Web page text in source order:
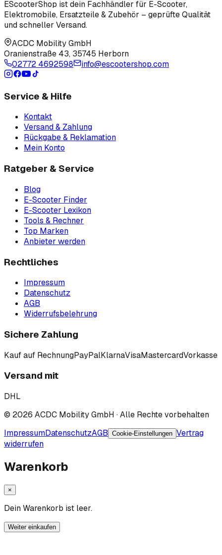
EScooterShop ist dein Fachhändler für E-Scooter,
Elektromobile, Ersatzteile & Zubehör – geprüfte Qualität
und schneller Versand.
ACDC Mobility GmbH
Oranienstraße 43, 35745 Herborn
02772 4692598
info@escootershop.com
Service & Hilfe
Kontakt
Versand & Zahlung
Rückgabe & Reklamation
Mein Konto
Ratgeber & Service
Blog
E-Scooter Finder
E-Scooter Lexikon
Tools & Rechner
Top Marken
Anbieter werden
Rechtliches
Impressum
Datenschutz
AGB
Widerrufsbelehrung
Sichere Zahlung
Kauf auf RechnungPayPalKlarnaVisaMastercardVorkasse
Versand mit
DHL
© 2026 ACDC Mobility GmbH · Alle Rechte vorbehalten
ImpressumDatenschutzAGB Cookie-Einstellungen Vertrag
widerrufen
Warenkorb
×
Dein Warenkorb ist leer.
Weiter einkaufen